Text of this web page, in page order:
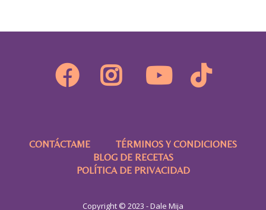
CONTÁCTAME
TÉRMINOS Y CONDICIONES
BLOG DE RECETAS
POLÍTICA DE PRIVACIDAD
Copyright © 2023 - Dale Mija